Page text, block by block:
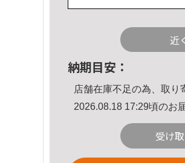
近
納期目安：
店舗在庫不足の為、取り
2026.08.18 17:29頃のお
受け